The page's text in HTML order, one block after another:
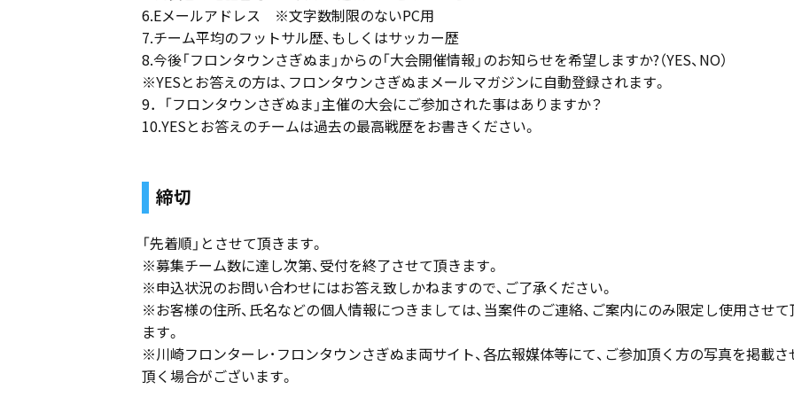
6.Eメールアドレス ※文字数制限のないPC用
7.チーム平均のフットサル歴、もしくはサッカー歴
8.今後「フロンタウンさぎぬま」からの「大会開催情報」のお知らせを希望しますか?（YES、NO）
※YESとお答えの方は、フロンタウンさぎぬまメールマガジンに自動登録されます。
9．「フロンタウンさぎぬま」主催の大会にご参加された事はありますか？
10.YESとお答えのチームは過去の最高戦歴をお書きください。
締切
「先着順」とさせて頂きます。
※募集チーム数に達し次第、受付を終了させて頂きます。
※申込状況のお問い合わせにはお答え致しかねますので、ご了承ください。
※お客様の住所、氏名などの個人情報につきましては、当案件のご連絡、ご案内にのみ限定し使用させて
ます。
※川崎フロンターレ･フロンタウンさぎぬま両サイト、各広報媒体等にて、ご参加頂く方の写真を掲載さ
頂く場合がございます。